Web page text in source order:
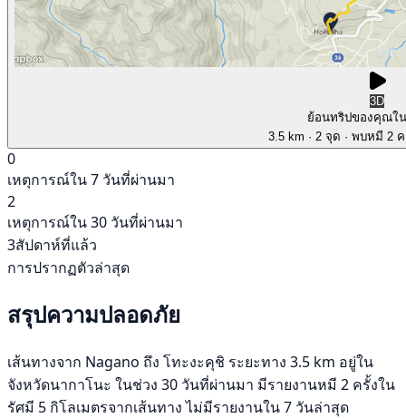
3D
ย้อนทริปของคุณใ
3.5 km · 2 จุด · พบหมี 2
0
เหตุการณ์ใน 7 วันที่ผ่านมา
2
เหตุการณ์ใน 30 วันที่ผ่านมา
3สัปดาห์ที่แล้ว
การปรากฏตัวล่าสุด
สรุปความปลอดภัย
เส้นทางจาก Nagano ถึง โทะงะคุชิ ระยะทาง 3.5 km อยู่ใน
จังหวัดนากาโนะ ในช่วง 30 วันที่ผ่านมา มีรายงานหมี 2 ครั้งใน
รัศมี 5 กิโลเมตรจากเส้นทาง ไม่มีรายงานใน 7 วันล่าสุด